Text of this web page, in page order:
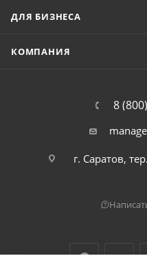
ДЛЯ БИЗНЕСА
КОМПАНИЯ
8
г. Саратов,